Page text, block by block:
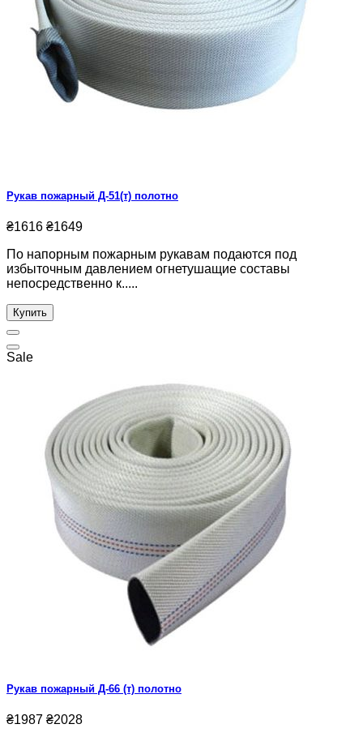
Рукав пожарный Д-51(т) полотно
₴1616 ₴1649
По напорным пожарным рукавам подаются под
избыточным давлением огнетушащие составы
непосредственно к.....
Купить
Sale
Рукав пожарный Д-66 (т) полотно
₴1987 ₴2028